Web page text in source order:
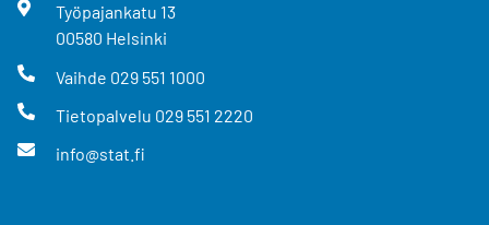
Työpajankatu 13
00580 Helsinki
Vaihde 029 551 1000
Tietopalvelu 029 551 2220
info@stat.fi